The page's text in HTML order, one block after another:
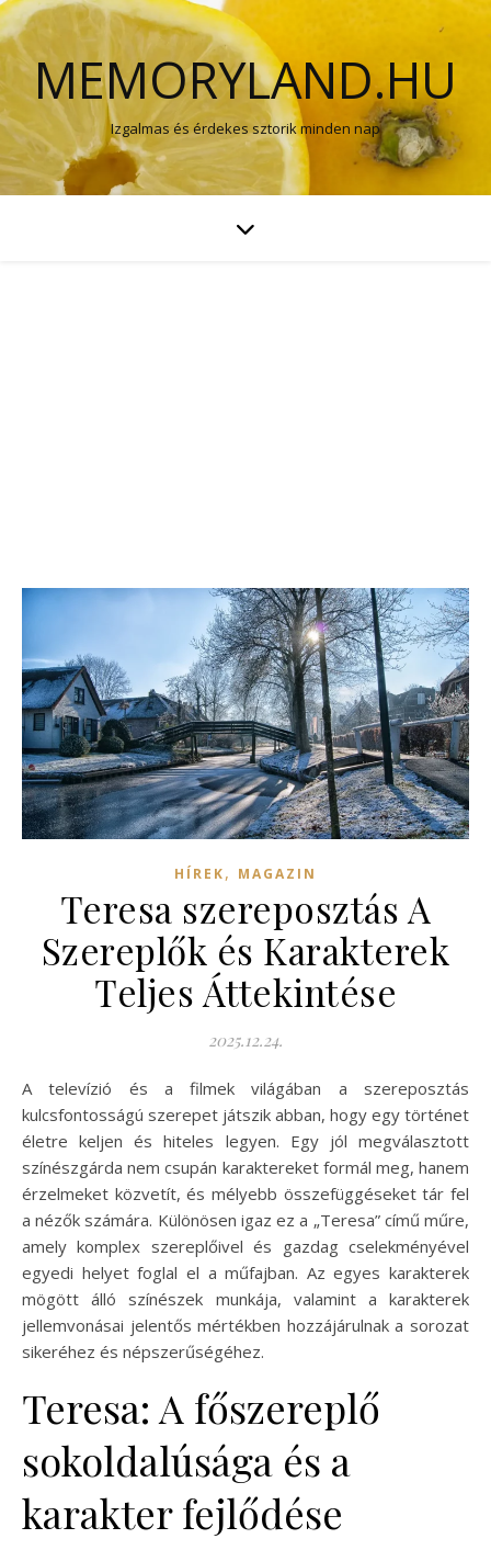
MEMORYLAND.HU
Izgalmas és érdekes sztorik minden nap
HÍREK, MAGAZIN
Teresa szereposztás A
Szereplők és Karakterek
Teljes Áttekintése
2025.12.24.
A televízió és a filmek világában a szereposztás
kulcsfontosságú szerepet játszik abban, hogy egy történet
életre keljen és hiteles legyen. Egy jól megválasztott
színészgárda nem csupán karaktereket formál meg, hanem
érzelmeket közvetít, és mélyebb összefüggéseket tár fel
a nézők számára. Különösen igaz ez a „Teresa” című műre,
amely komplex szereplőivel és gazdag cselekményével
egyedi helyet foglal el a műfajban. Az egyes karakterek
mögött álló színészek munkája, valamint a karakterek
jellemvonásai jelentős mértékben hozzájárulnak a sorozat
sikeréhez és népszerűségéhez.
Teresa: A főszereplő
sokoldalúsága és a
karakter fejlődése